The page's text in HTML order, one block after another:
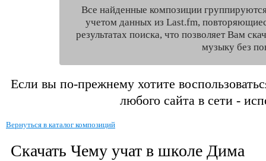
Все найденные композиции
учетом данных из Last.fm,
результатах поиска, что позволяет Вам
музыку без
Если вы по-прежнему хотите
любого сайта в сети -
Вернуться в каталог композиций
Скачать Чему учат в школе Дима